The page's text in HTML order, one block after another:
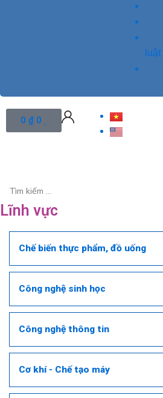
luật
0 ₫ 0
Cart
Lĩnh vực
Chế biến thực phẩm, đồ uống
Công nghệ sinh học
Công nghệ thông tin
Cơ khí - Chế tạo máy